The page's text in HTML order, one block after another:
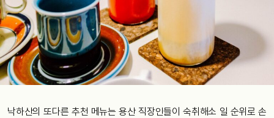
낙하산의 또다른 추천 메뉴는 용산 직장인들이 숙취해소 일 순위로 손